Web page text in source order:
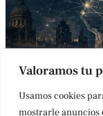
Valoramos tu
Usamos cookies
mostrarle anuncios